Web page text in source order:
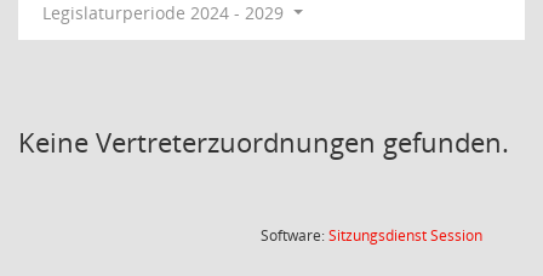
Legislaturperiode 2024 - 2029
Keine Vertreterzuordnungen gefunden.
Software:SitzungsdienstSession(Wird in